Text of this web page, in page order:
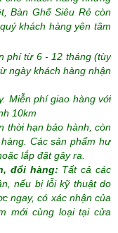
Bàn Ghế Siêu Rẻ còn
khách hàng yên tâm
phí từ 6 - 12 tháng (tùy
ngày khách hàng nhận
Miễn phí giao hàng với
10km
thời hạn bảo hành, còn
Các sản phẩm hư
lắp đặt gây ra.
đổi hàng: Tất cả các
nếu bị lỗi kỹ thuật do
ngay, có xác nhận của
mới cùng loại tại cửa